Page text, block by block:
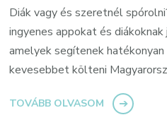
Diák vagy és szeretnél
ingyenes appokat és
amelyek segítenek
kevesebbet költeni
TOVÁBB OLVASOM